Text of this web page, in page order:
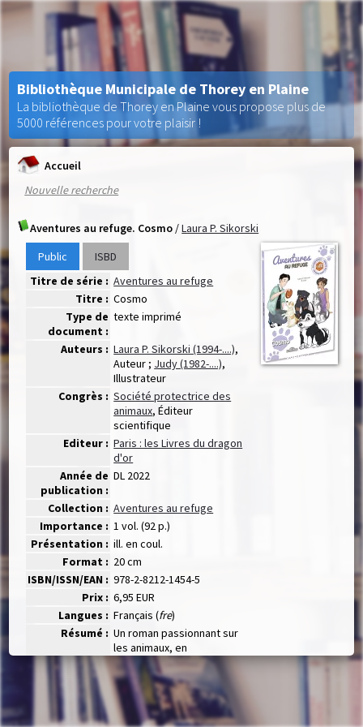
Accueil
Nouvelle recherche
Aventures au refuge. Cosmo/Laura P. Sikorski
Public
ISBD
Titre de série : Aventures au refuge
Titre : Cosmo
Type de
document :
texte imprimé
Auteurs : Laura P. Sikorski (1994-....),
Auteur ; Judy (1982-....),
Illustrateur
Congrès : Société protectrice des
animaux, Éditeur
scientifique
Editeur : Paris : les Livres du dragon
d'or
Année de
publication :
DL 2022
Collection : Aventures au refuge
Importance : 1 vol. (92 p.)
Présentation : ill. en coul.
Format : 20 cm
ISBN/ISSN/EAN : 978-2-8212-1454-5
Prix : 6,95 EUR
Langues : Français (fre)
Résumé : Un roman passionnant sur
les animaux, en
collaboration avec la S.P.A.
! Fraîchement arrivé au
refuge avec sa mère,
Cosmo est tout content de
découvrir une nouvelle vie
Bibliothèque Municipale de Thorey en Plaine
La bibliothèque de Thorey en Plaine vous propose plus de
5000 références pour votre plaisir !